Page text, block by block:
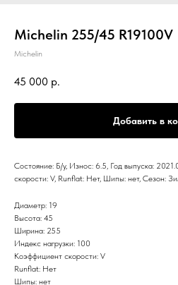
Michelin 255/45 R19100V
Michelin
45 000 р.
Добавить в
Состояние: Б/у, Износ: 6.5, Год выпуска:
скорости: V, Runflat: Нет, Шипы: нет, Сезон:
Диаметр: 19
Высота: 45
Ширина: 255
Индекс нагрузки: 100
Коэффициент скорости: V
Runflat: Нет
Шипы: нет